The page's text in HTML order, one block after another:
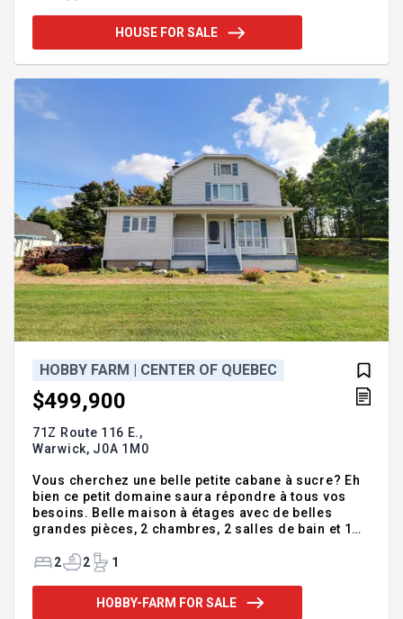
atelier détaché -prise de possession flexible -
actuellement rdc propriétaire occupant et 2e étage
municipaux ainsi que les biens meubles restant sur
HOUSE FOR SALE
HOBBY FARM | CENTER OF QUEBEC
$499,900
71Z Route 116 E.,
Warwick, J0A 1M0
Vous cherchez une belle petite cabane à sucre? Eh
bien ce petit domaine saura répondre à tous vos
besoins. Belle maison à étages avec de belles
grandes pièces, 2 chambres, 2 salles de bain et 1
extérieure. Avec une cabane à sucre toute équipée
et service d'eau rendu, garage double de 20 pi x 22
pi une partie en terre et l'autre béton, 2 remises, sur
2 2 1
HOBBY-FARM FOR SALE